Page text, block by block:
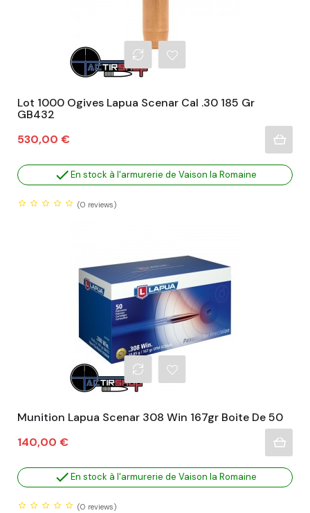
Lot 1000 Ogives Lapua Scenar Cal .30 185 Gr
GB432
Prix
530,00 €
En stock à l'armurerie de Vaison la Romaine
(0 reviews)
Munition Lapua Scenar 308 Win 167gr Boite De 50
Prix
140,00 €
En stock à l'armurerie de Vaison la Romaine
(0 reviews)